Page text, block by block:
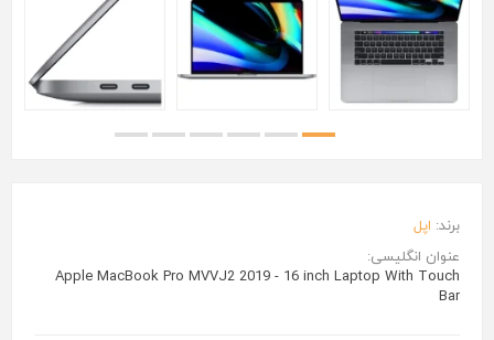
برند: اپل
عنوان انگلیسی:
Apple MacBook Pro MVVJ2 2019 - 16 inch Laptop With Touch
Bar